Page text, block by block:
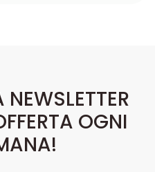
OGNI